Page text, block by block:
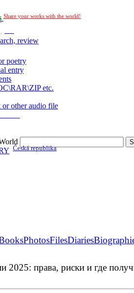
Share your works with the world!
review
poetry
entry
etc.
other audio file
Česká republika
PhotosFilesDiaries
2025: права, риски и где